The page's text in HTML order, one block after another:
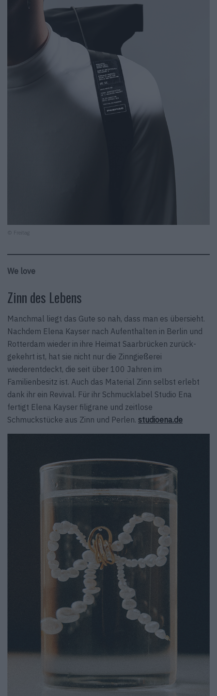
© Freitag
We love
Zinn des Lebens
Manchmal liegt das Gute so nah, dass man es übersieht.
Nachdem Elena Kayser nach Aufenthalten in Berlin und
Rotterdam wieder in ihre Heimat Saarbrücken zurück­
gekehrt ist, hat sie nicht nur die Zinngießerei
wiederentdeckt, die seit über 100 Jahren im
Familienbesitz ist. Auch das Material Zinn selbst erlebt
dank ihr ein Revival. Für ihr Schmucklabel Studio Ena
fertigt Elena Kayser filigrane und zeitlose
Schmuckstücke aus Zinn und Perlen. studioena.de